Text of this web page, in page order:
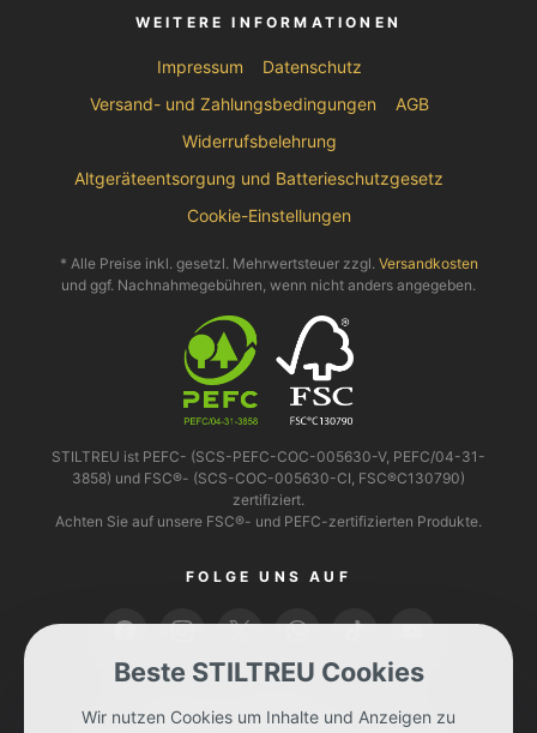
WEITERE INFORMATIONEN
Impressum
Datenschutz
Versand- und Zahlungsbedingungen
AGB
Widerrufsbelehrung
Altgeräteentsorgung und Batterieschutzgesetz
Cookie-Einstellungen
* Alle Preise inkl. gesetzl. Mehrwertsteuer zzgl. Versandkosten
und ggf. Nachnahmegebühren, wenn nicht anders angegeben.
STILTREU ist PEFC- (SCS-PEFC-COC-005630-V, PEFC/04-31-
3858) und FSC®- (SCS-COC-005630-CI, FSC®C130790)
zertifiziert.
Achten Sie auf unsere FSC®- und PEFC-zertifizierten Produkte.
FOLGE UNS AUF
Beste STILTREU Cookies
Wir nutzen Cookies um Inhalte und Anzeigen zu